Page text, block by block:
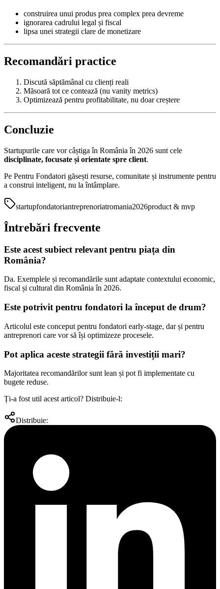
construirea unui produs prea complex prea devreme
ignorarea cadrului legal și fiscal
lipsa unei strategii clare de monetizare
Recomandări practice
Discută săptămânal cu clienți reali
Măsoară tot ce contează (nu vanity metrics)
Optimizează pentru profitabilitate, nu doar creștere
Concluzie
Startupurile care vor câștiga în România în 2026 sunt cele
disciplinate, focusate și orientate spre client.
Pe Pentru Fondatori găsești resurse, comunitate și instrumente pentru
a construi inteligent, nu la întâmplare.
startupfondatoriantreprenoriatromania2026product & mvp
Întrebări frecvente
Este acest subiect relevant pentru piața din
România?
Da. Exemplele și recomandările sunt adaptate contextului economic,
fiscal și cultural din România în 2026.
Este potrivit pentru fondatori la început de drum?
Articolul este conceput pentru fondatori early-stage, dar și pentru
antreprenori care vor să își optimizeze procesele.
Pot aplica aceste strategii fără investiții mari?
Majoritatea recomandărilor sunt lean și pot fi implementate cu
bugete reduse.
Ți-a fost util acest articol? Distribuie-l:
Distribuie: